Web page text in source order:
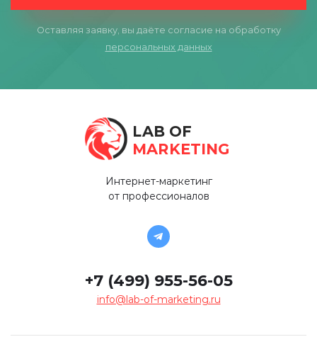
Оставляя заявку, вы даёте согласие на обработку
персональных данных
LAB OF
MARKETING
Интернет-маркетинг
от профессионалов
+7 (499) 955-56-05
info@lab-of-marketing.ru